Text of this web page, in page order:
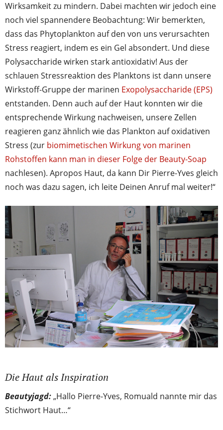
Wirksamkeit zu mindern. Dabei machten wir jedoch eine
noch viel spannendere Beobachtung: Wir bemerkten,
dass das Phytoplankton auf den von uns verursachten
Stress reagiert, indem es ein Gel absondert. Und diese
Polysaccharide wirken stark antioxidativ! Aus der
schlauen Stressreaktion des Planktons ist dann unsere
Wirkstoff-Gruppe der marinen Exopolysaccharide (EPS)
entstanden. Denn auch auf der Haut konnten wir die
entsprechende Wirkung nachweisen, unsere Zellen
reagieren ganz ähnlich wie das Plankton auf oxidativen
Stress (zur biomimetischen Wirkung von marinen
Rohstoffen kann man in dieser Folge der Beauty-Soap
nachlesen). Apropos Haut, da kann Dir Pierre-Yves gleich
noch was dazu sagen, ich leite Deinen Anruf mal weiter!“
Die Haut als Inspiration
Beautyjagd:„Hallo Pierre-Yves, Romuald nannte mir das
Stichwort Haut…“